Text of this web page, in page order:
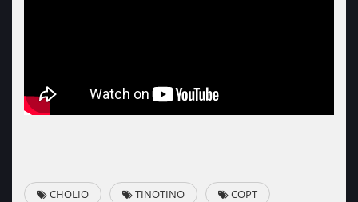
CHOLIO TINOTINO СОРТ